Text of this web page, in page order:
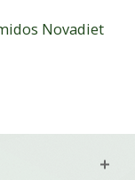
Novadiet